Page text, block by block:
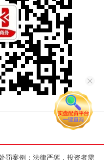
罚案例：法律严惩，投资者需